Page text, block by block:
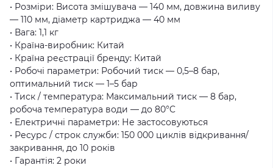
• Розміри: Висота змішувача — 140 мм, довжина виливу
— 110 мм, діаметр картриджа — 40 мм
• Вага: 1,1 кг
• Країна-виробник: Китай
• Країна реєстрації бренду: Китай
• Робочі параметри: Робочий тиск — 0,5–8 бар,
оптимальний тиск — 1–5 бар
• Тиск / температура: Максимальний тиск — 8 бар,
робоча температура води — до 80°C
• Електричні параметри: Не застосовуються
• Ресурс / строк служби: 150 000 циклів відкривання/
закривання, до 10 років
• Гарантія: 2 роки